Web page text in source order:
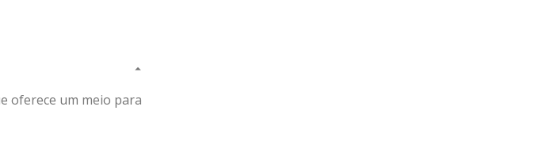
oferece um meio para